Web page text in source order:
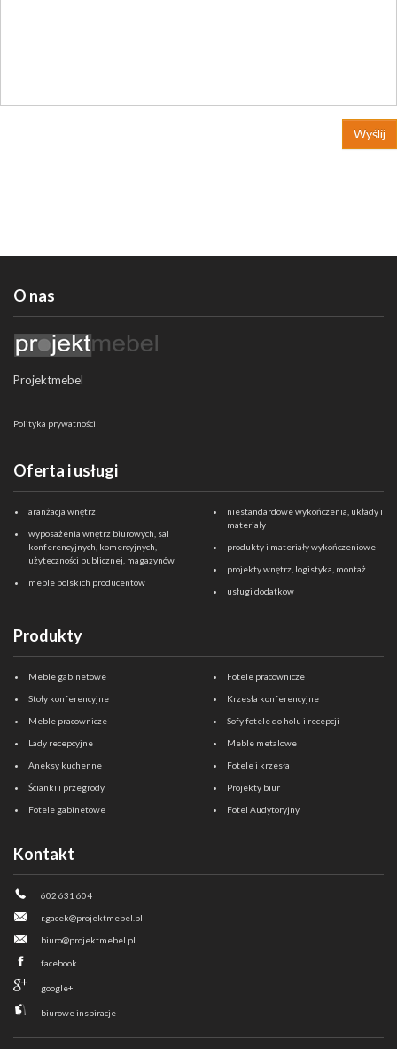
Wyślij
O nas
Projektmebel
Polityka prywatności
Oferta i usługi
aranżacja wnętrz
wyposażenia wnętrz biurowych, sal
konferencyjnych, komercyjnych,
użyteczności publicznej, magazynów
meble polskich producentów
niestandardowe wykończenia, układy i
materiały
produkty i materiały wykończeniowe
projekty wnętrz, logistyka, montaż
usługi dodatkow
Produkty
Meble gabinetowe
Stoły konferencyjne
Meble pracownicze
Lady recepcyjne
Aneksy kuchenne
Ścianki i przegrody
Fotele gabinetowe
Fotele pracownicze
Krzesła konferencyjne
Sofy fotele do holu i recepcji
Meble metalowe
Fotele i krzesła
Projekty biur
Fotel Audytoryjny
Kontakt
602 631 604
r.gacek@projektmebel.pl
biuro@projektmebel.pl
facebook
google+
biurowe inspiracje